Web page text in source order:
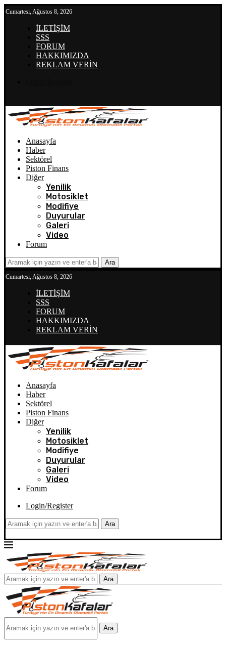
Cumartesi, Ağustos 8, 2026
İLETİŞİM
SSS
FORUM
HAKKIMIZDA
REKLAM VERİN
Anasayfa
Haber
Sektörel
Piston Finans
Diğer
Yenilik
Motosiklet
Modifiye
Duyurular
Galeri
Video
Forum
Ara
Cumartesi, Ağustos 8, 2026
İLETİŞİM
SSS
FORUM
HAKKIMIZDA
REKLAM VERİN
Anasayfa
Haber
Sektörel
Piston Finans
Diğer
Yenilik
Motosiklet
Modifiye
Duyurular
Galeri
Video
Forum
Login/Register
Ara
Ara
Ara